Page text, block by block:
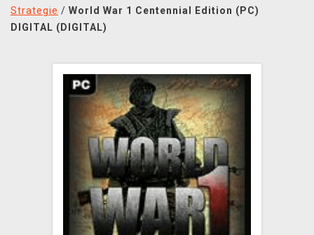
MERCHANDISE
XZONE KLUB
TCG & BOARDGAME HUB
Strategie / World War 1 Centennial Edition (PC)
DIGITAL (DIGITAL)